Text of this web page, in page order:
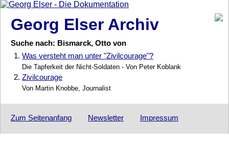
Georg Elser Archiv
Suche nach: Bismarck, Otto von
1. Was versteht man unter "Zivilcourage"?
Die Tapferkeit der Nicht-Soldaten - Von Peter Koblank
2. Zivilcourage
Von Martin Knobbe, Journalist
Zum Seitenanfang Newsletter Impressum